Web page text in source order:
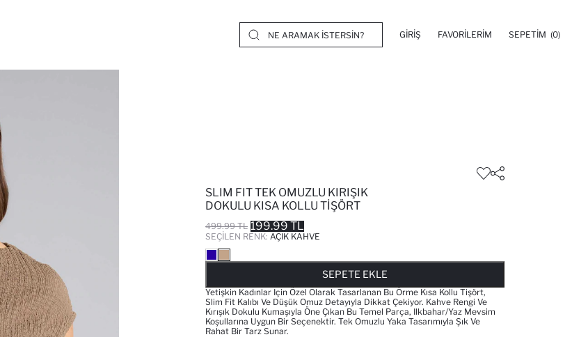
GIRIŞ FAVORILERIM SEPETIM (0)
SLIM FIT TEK OMUZLU KIRIŞIK
DOKULU KISA KOLLU TIŞÖRT
499.99 TL 199.99 TL
SEÇILEN RENK: AÇIK KAHVE
SEPETE EKLE
Yetişkin Kadınlar Için Özel Olarak Tasarlanan Bu Örme Kısa Kollu Tişört,
Slim Fit Kalıbı Ve Düşük Omuz Detayıyla Dikkat Çekiyor. Kahve Rengi Ve
Kırışık Dokulu Kumaşıyla Öne Çıkan Bu Temel Parça, Ilkbahar/yaz Mevsim
Koşullarına Uygun Bir Seçenektir. Tek Omuzlu Yaka Tasarımıyla Şık Ve
Rahat Bir Tarz Sunar.